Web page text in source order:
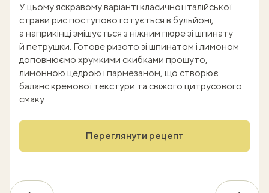
У цьому яскравому варіанті класичної італійської
страви рис поступово готується в бульйоні,
а наприкінці змішується з ніжним пюре зі шпинату
й петрушки. Готове ризото зі шпинатом і лимоном
доповнюємо хрумкими скибками прошуто,
лимонною цедрою і пармезаном, що створює
баланс кремової текстури та свіжого цитрусового
смаку.
Переглянути рецепт